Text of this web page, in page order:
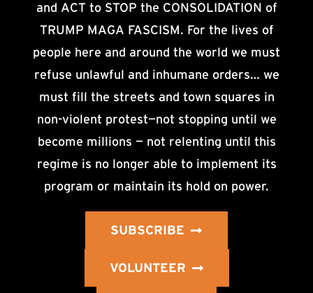
and ACT to STOP the CONSOLIDATION of
TRUMP MAGA FASCISM. For the lives of
people here and around the world we must
refuse unlawful and inhumane orders… we
must fill the streets and town squares in
non-violent protest—not stopping until we
become millions — not relenting until this
regime is no longer able to implement its
program or maintain its hold on power.
SUBSCRIBE
VOLUNTEER